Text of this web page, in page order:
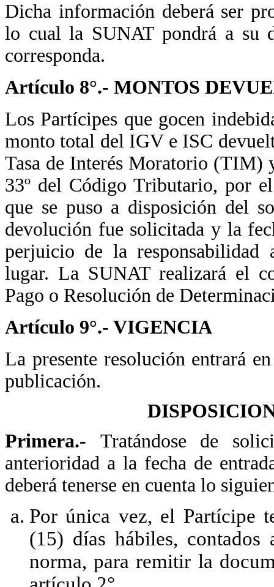
Dicha información deberá ser
lo cual la SUNAT pondrá a su
corresponda.
Artículo 8°.- MONTOS
Los Partícipes que gocen
monto total del IGV e ISC
Tasa de Interés Moratorio (TIM)
33º del Código Tributario, por
que se puso a disposición del
devolución fue solicitada y la
perjuicio de la responsabilidad
lugar. La SUNAT realizará el
Pago o Resolución de
Artículo 9°.- VIGENCIA
La presente resolución entrará
publicación.
Primera.- Tratándose de
anterioridad a la fecha de
deberá tenerse en cuenta lo
Por única vez, el Partícipe
(15) días hábiles,
norma, para remitir la